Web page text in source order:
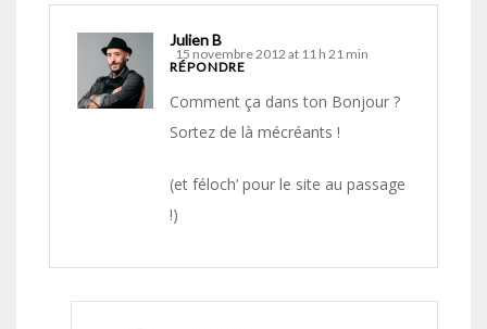
Julien B
15 novembre 2012 at 11 h 21 min
RÉPONDRE
Comment ça dans ton Bonjour ?
Sortez de là mécréants !
(et féloch’ pour le site au passage
!)